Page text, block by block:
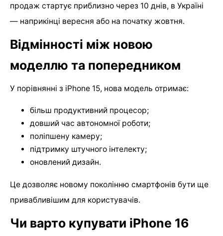
продаж стартує приблизно через 10 днів, в Україні
— наприкінці вересня або на початку жовтня.
Відмінності між новою
моделлю та попередником
У порівнянні з iPhone 15, нова модель отримає:
більш продуктивний процесор;
довший час автономної роботи;
поліпшену камеру;
підтримку штучного інтелекту;
оновлений дизайн.
Це дозволяє новому поколінню смартфонів бути ще
привабливішим для користувачів.
Чи варто купувати iPhone 16